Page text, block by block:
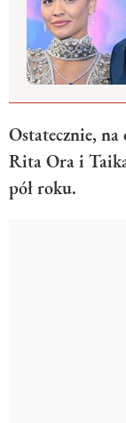
Ostatecznie,
Rita Ora i
pół roku.